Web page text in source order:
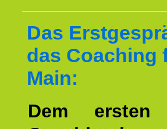
Das
das Coaching
Main:
Dem